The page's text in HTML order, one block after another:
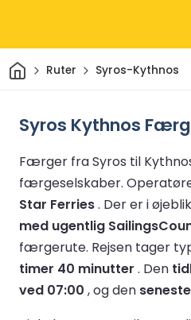
HjemRuter Syros-Kythnos
Syros Kythnos
Færger fra Syros til
færgeselskaber.
Star Ferries. Der er i
med ugentlig
færgerute. Rejsen tager
timer 40 minutter . Den
ved 07:00 , og den